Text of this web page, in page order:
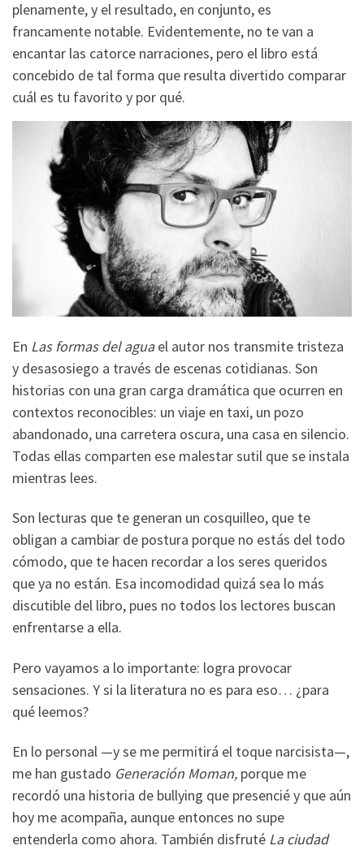
plenamente, y el resultado, en conjunto, es
francamente notable. Evidentemente, no te van a
encantar las catorce narraciones, pero el libro está
concebido de tal forma que resulta divertido comparar
cuál es tu favorito y por qué.
En Las formas del aguael autor nos transmite tristeza
y desasosiego a través de escenas cotidianas. Son
historias con una gran carga dramática que ocurren en
contextos reconocibles: un viaje en taxi, un pozo
abandonado, una carretera oscura, una casa en silencio.
Todas ellas comparten ese malestar sutil que se instala
mientras lees.
Son lecturas que te generan un cosquilleo, que te
obligan a cambiar de postura porque no estás del todo
cómodo, que te hacen recordar a los seres queridos
que ya no están. Esa incomodidad quizá sea lo más
discutible del libro, pues no todos los lectores buscan
enfrentarse a ella.
Pero vayamos a lo importante: logra provocar
sensaciones. Y si la literatura no es para eso… ¿para
qué leemos?
En lo personal —y se me permitirá el toque narcisista—,
me han gustado Generación Moman, porque me
recordó una historia de bullying que presencié y que aún
hoy me acompaña, aunque entonces no supe
entenderla como ahora. También disfruté La ciudad